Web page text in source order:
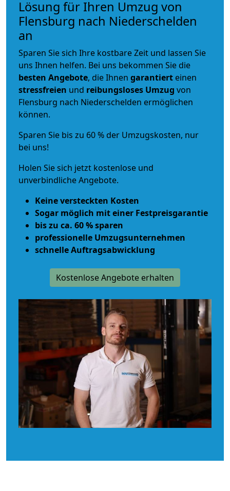
Lösung für Ihren Umzug von
Flensburg nach Niederschelden
an
Sparen Sie sich Ihre kostbare Zeit und lassen Sie
uns Ihnen helfen. Bei uns bekommen Sie die
besten Angebote, die Ihnen garantiert einen
stressfreien und reibungsloses Umzug von
Flensburg nach Niederschelden ermöglichen
können.
Sparen Sie bis zu 60 % der Umzugskosten, nur
bei uns!
Holen Sie sich jetzt kostenlose und
unverbindliche Angebote.
Keine versteckten Kosten
Sogar möglich mit einer Festpreisgarantie
bis zu ca. 60 % sparen
professionelle Umzugsunternehmen
schnelle Auftragsabwicklung
Kostenlose Angebote erhalten